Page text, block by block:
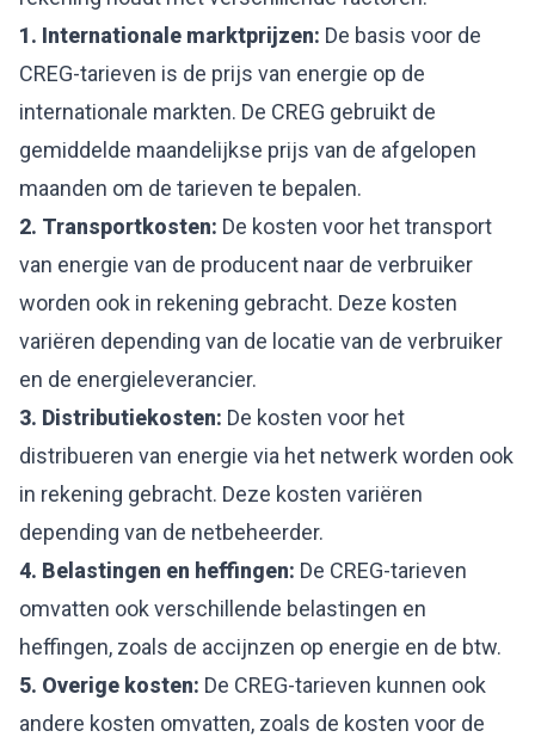
1. Internationale marktprijzen: De basis voor de
CREG-tarieven is de prijs van energie op de
internationale markten. De CREG gebruikt de
gemiddelde maandelijkse prijs van de afgelopen
maanden om de tarieven te bepalen.
2. Transportkosten: De kosten voor het transport
van energie van de producent naar de verbruiker
worden ook in rekening gebracht. Deze kosten
variëren depending van de locatie van de verbruiker
en de energieleverancier.
3. Distributiekosten: De kosten voor het
distribueren van energie via het netwerk worden ook
in rekening gebracht. Deze kosten variëren
depending van de netbeheerder.
4. Belastingen en heffingen: De CREG-tarieven
omvatten ook verschillende belastingen en
heffingen, zoals de accijnzen op energie en de btw.
5. Overige kosten: De CREG-tarieven kunnen ook
andere kosten omvatten, zoals de kosten voor de